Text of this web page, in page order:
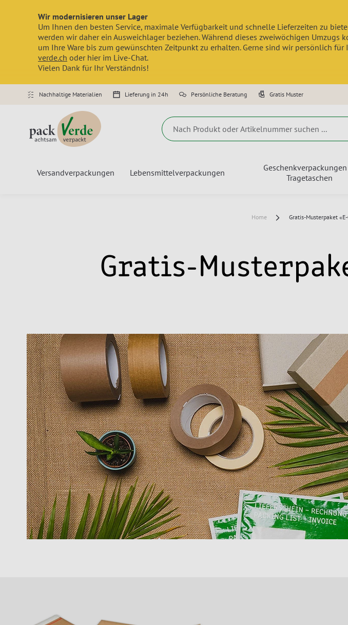
Wir modernisieren unser Lager
Um Ihnen den besten Service, maximale Verfügbarkeit und schnelle Lieferzeiten zu
werden wir daher ein Ausweichlager beziehen. Während dieses zweiwöchigen Umzugs
um Ihre Ware bis zum gewünschten Zeitpunkt zu erhalten. Gerne sind wir persönlich
verde.ch oder hier im Live-Chat.
Vielen Dank für Ihr Verständnis!
Nachhaltige Materialien Lieferung in 24h Persönliche Beratung Gratis Muster
Versandverpackungen Lebensmittelverpackungen
Tragetaschen
Home Gratis-Musterpaket
Gratis-